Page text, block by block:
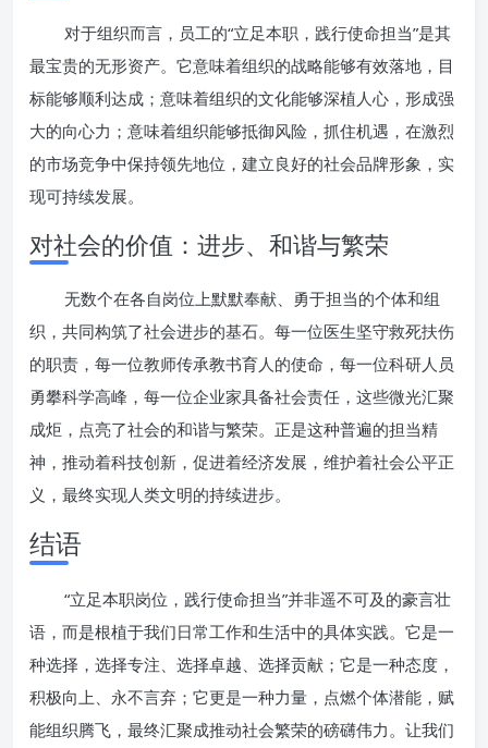
对于组织而言，员工的“立足本职，践行使命担当”是其
最宝贵的无形资产。它意味着组织的战略能够有效落地，目
标能够顺利达成；意味着组织的文化能够深植人心，形成强
大的向心力；意味着组织能够抵御风险，抓住机遇，在激烈
的市场竞争中保持领先地位，建立良好的社会品牌形象，实
现可持续发展。
对社会的价值：进步、和谐与繁荣
无数个在各自岗位上默默奉献、勇于担当的个体和组
织，共同构筑了社会进步的基石。每一位医生坚守救死扶伤
的职责，每一位教师传承教书育人的使命，每一位科研人员
勇攀科学高峰，每一位企业家具备社会责任，这些微光汇聚
成炬，点亮了社会的和谐与繁荣。正是这种普遍的担当精
神，推动着科技创新，促进着经济发展，维护着社会公平正
义，最终实现人类文明的持续进步。
结语
“立足本职岗位，践行使命担当”并非遥不可及的豪言壮
语，而是根植于我们日常工作和生活中的具体实践。它是一
种选择，选择专注、选择卓越、选择贡献；它是一种态度，
积极向上、永不言弃；它更是一种力量，点燃个体潜能，赋
能组织腾飞，最终汇聚成推动社会繁荣的磅礴伟力。让我们